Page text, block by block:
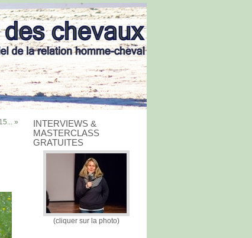
INTERVIEWS &
MASTERCLASS
GRATUITES
(cliquer sur la photo)
»